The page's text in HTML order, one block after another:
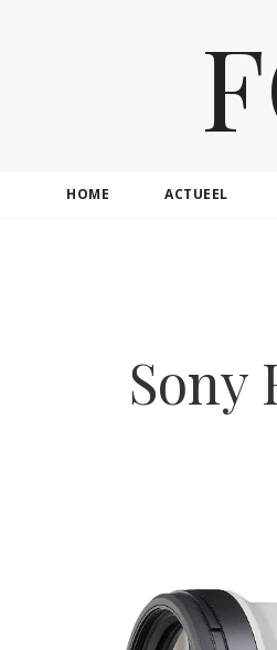
HOME ACTUEEL
Sony